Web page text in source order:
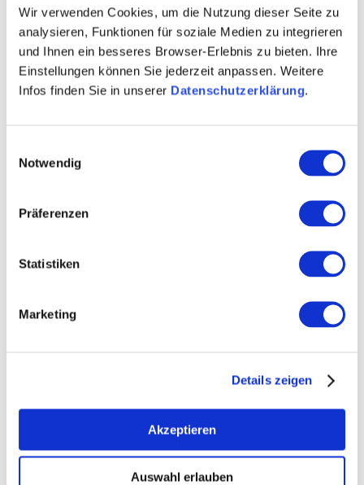
Wir verwenden Cookies, um die Nutzung dieser Seite zu
analysieren, Funktionen für soziale Medien zu integrieren
und Ihnen ein besseres Browser-Erlebnis zu bieten. Ihre
Einstellungen können Sie jederzeit anpassen. Weitere
Infos finden Sie in unserer Datenschutzerklärung.
Notwendig
Präferenzen
Statistiken
Marketing
Details zeigen
Akzeptieren
Auswahl erlauben
Fakten im Überblick
Verbandsgemeinde Alzey-
weiskopf.thea@alzey-
2025-2026
erhalten - Projekt in
Umsetzung